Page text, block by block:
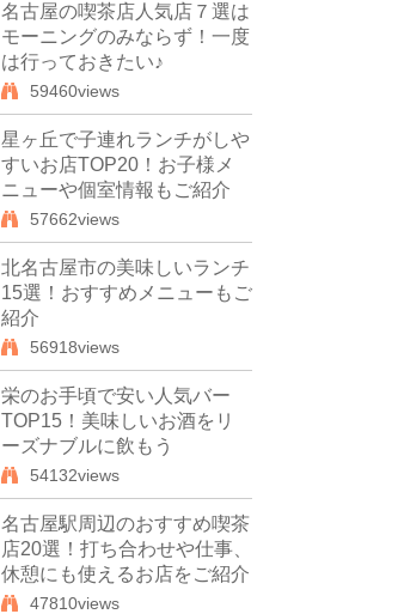
名古屋の喫茶店人気店７選は
モーニングのみならず！一度
は行っておきたい♪
59460views
星ヶ丘で子連れランチがしや
すいお店TOP20！お子様メ
ニューや個室情報もご紹介
57662views
北名古屋市の美味しいランチ
15選！おすすめメニューもご
紹介
56918views
栄のお手頃で安い人気バー
TOP15！美味しいお酒をリ
ーズナブルに飲もう
54132views
名古屋駅周辺のおすすめ喫茶
店20選！打ち合わせや仕事、
休憩にも使えるお店をご紹介
47810views